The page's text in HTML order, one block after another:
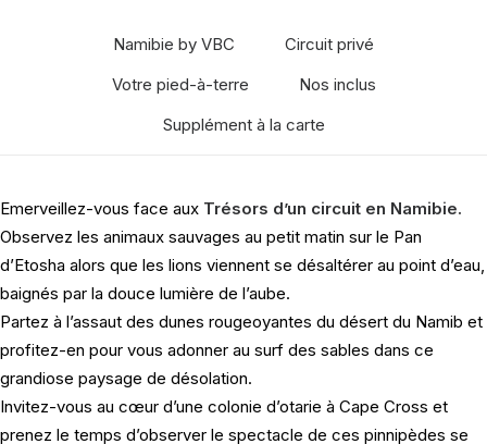
Namibie by VBC
Circuit privé
Votre pied-à-terre
Nos inclus
Supplément à la carte
Emerveillez-vous face aux Trésors d’un circuit en Namibie.
Observez les animaux sauvages au petit matin sur le Pan
d’Etosha alors que les lions viennent se désaltérer au point d’eau,
baignés par la douce lumière de l’aube.
Partez à l’assaut des dunes rougeoyantes du désert du Namib et
profitez-en pour vous adonner au surf des sables dans ce
grandiose paysage de désolation.
Invitez-vous au cœur d’une colonie d’otarie à Cape Cross et
prenez le temps d’observer le spectacle de ces pinnipèdes se